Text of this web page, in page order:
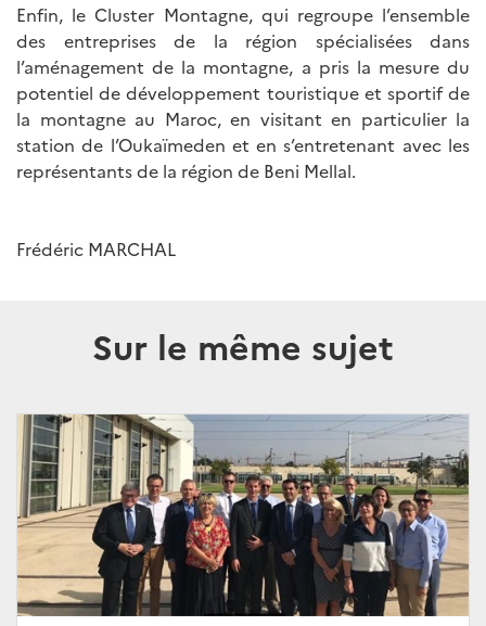
Enfin, le Cluster Montagne, qui regroupe l’ensemble
des entreprises de la région spécialisées dans
l’aménagement de la montagne, a pris la mesure du
potentiel de développement touristique et sportif de
la montagne au Maroc, en visitant en particulier la
station de l’Oukaïmeden et en s’entretenant avec les
représentants de la région de Beni Mellal.
Frédéric MARCHAL
Sur le même sujet